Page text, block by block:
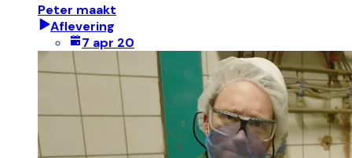
Peter maakt
Aflevering
7 apr 20